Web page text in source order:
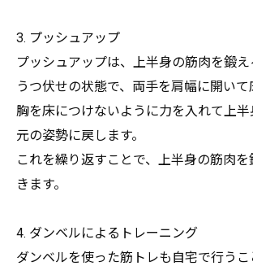
3. プッシュアップ
プッシュアップは、上半身の筋肉を鍛え
うつ伏せの状態で、両手を肩幅に開いて
胸を床につけないように力を入れて上半
元の姿勢に戻します。
これを繰り返すことで、上半身の筋肉
きます。
4. ダンベルによるトレーニング
ダンベルを使った筋トレも自宅で行うこ